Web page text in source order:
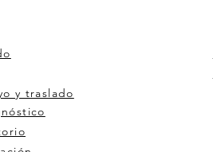
y traslado